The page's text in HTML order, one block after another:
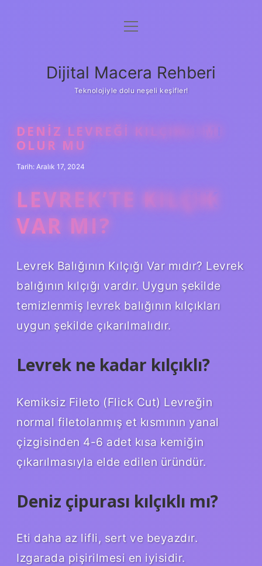
Anasayfa
Yasal Uyarı
menüyü
Dijital Macera Rehberi
Teknolojiyle dolu neşeli keşifler!
DENIZ LEVREĞI KILÇIKLI MI
OLUR MU
Tarih: Aralık 17, 2024
LEVREK’TE KILÇIK
VAR MI?
Levrek Balığının Kılçığı Var mıdır? Levrek
balığının kılçığı vardır. Uygun şekilde
temizlenmiş levrek balığının kılçıkları
uygun şekilde çıkarılmalıdır.
Levrek ne kadar kılçıklı?
Kemiksiz Fileto (Flick Cut) Levreğin
normal filetolanmış et kısmının yanal
çizgisinden 4-6 adet kısa kemiğin
çıkarılmasıyla elde edilen üründür.
Deniz çipurası kılçıklı mı?
Eti daha az lifli, sert ve beyazdır.
Izgarada pişirilmesi en iyisidir.